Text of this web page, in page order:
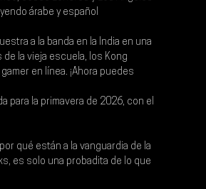
árabe y español
a la banda en la India en una
de la vieja escuela, los Kong
en línea. ¡Ahora puedes
para la primavera de 2026, con el
qué están a la vanguardia de la
, es solo una probadita de lo que